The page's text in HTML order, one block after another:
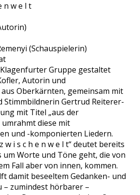
n w e l t
(Schauspielerin)
Gruppe gestaltet
Autorin und
Oberkärnten, gemeinsam mit
Stimmbildnerin Gertrud Reiterer-
mit Titel „aus der
umrahmt diese mit
und -komponierten Liedern.
w i s c h e n w e l t“ deutet bereits
um Worte und Töne geht, die von
Fall aber von innen, kommen.
damit beseeltem Gedanken- und
– zumindest hörbarer –